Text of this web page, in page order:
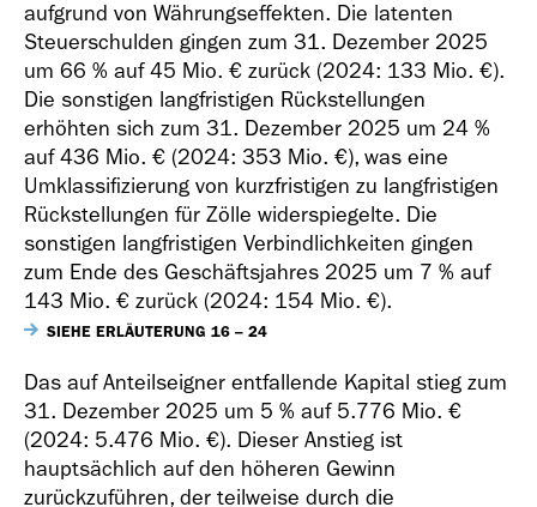
aufgrund von Währungseffekten. Die latenten
Steuerschulden gingen zum 31. Dezember 2025
um 66 % auf45 Mio. € zurück (2024: 133 Mio. €).
Die sonstigen langfristigen Rückstellungen
erhöhten sich zum 31. Dezember 2025 um 24 %
auf436 Mio. € (2024: 353 Mio. €), was eine
Umklassifizierung von kurzfristigen zu langfristigen
Rückstellungen für Zölle widerspiegelte. Die
sonstigen langfristigen Verbindlichkeiten gingen
zum Ende des Geschäftsjahres 2025 um 7 % auf
143 Mio. € zurück (2024: 154 Mio. €).
SIEHE ERLÄUTERUNG 16 – 24
Das auf Anteilseigner entfallende Kapital stieg zum
31. Dezember 2025 um 5 % auf 5.776 Mio. €
(2024: 5.476 Mio. €). Dieser Anstieg ist
hauptsächlich auf den höheren Gewinn
zurückzuführen, der teilweise durch die